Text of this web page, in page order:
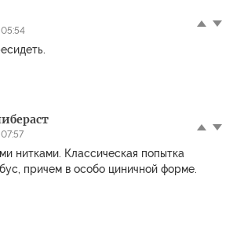
нитками. Классическая попытка
причем в особо циничной форме.